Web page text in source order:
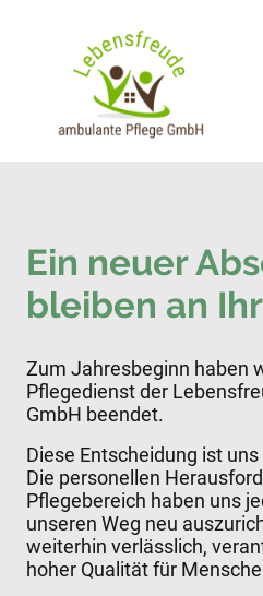
Ein neuer
bleiben an
Zum Jahresbeginn haben
Pflegedienst der
GmbH beendet.
Diese Entscheidung ist
Die personellen
Pflegebereich haben uns
unseren Weg neu
weiterhin verlässlich,
hoher Qualität für